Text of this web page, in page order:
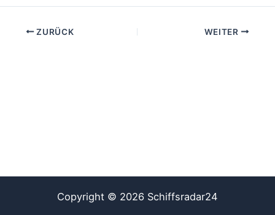
ZURÜCK WEITER
Copyright © 2026 Schiffsradar24